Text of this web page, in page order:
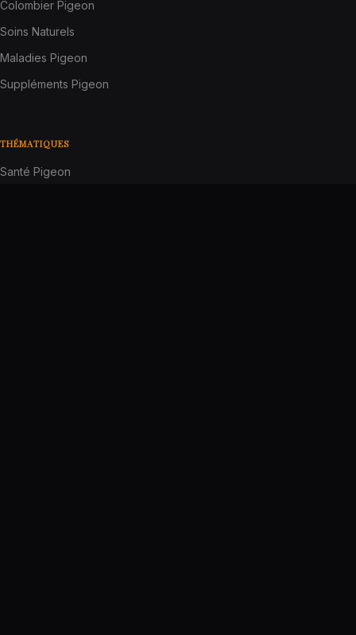
Colombier Pigeon
Soins Naturels
Maladies Pigeon
Suppléments Pigeon
THÉMATIQUES
Santé Pigeon